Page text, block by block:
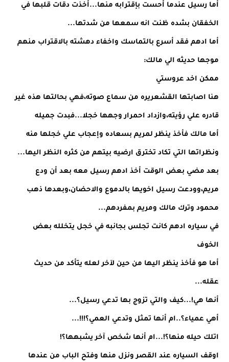
أما رسيل عندما أحست بإقترابه منها...أخذت دقات قلبها في
الخفقان بشده ظنت انه سمعها من شدتها...
أما ادهم فقد أسرع بالتماسك واخفاء دهشته بالاقتراب منهم
موجها حديثه الي مالك:
ممكن اخد عروستي
هنا اصابتها القشعريره من سماع صوته،فهي بحالتها هذه غير
قادره علي رؤيته،وازداد احمرار وجهها خجلا...فبدت جميله
أما مالك فأخذ ينظر لمريم بسعاده وإعجاب علي خجلها منه
ونظراتها التي تكاد تخترق ارضيه بيتهم من كثره النظر اليها...
بعد مضي بعض الوقت أخذ ادهم رسيل معه بعد أن ودع
مريم،وودعت رسيل اخويها بالدموع والاحضان،وبعدها ذهب
محمود وترك مالك ومريم بمفردهم...
في سياره ادهم كانت تجلس بجانبه في خجل يتخلله بعض
الخوف
أما هو فأخذ ينظر اليها من حين لآخر لعله يتأكد من حديث
عقله...
أنها هي!...كيف والتي تزوج بها تدعي رسيل؟...
أهي عمياء؟..ام أنها تمثل وتدعي العمي؟!!!...
اتلك حيله منها؟!...ام أنها شخص آخر يشبهها؟!
اوقف السياره عند القصر ونزل منها وفتح الباب من عندها